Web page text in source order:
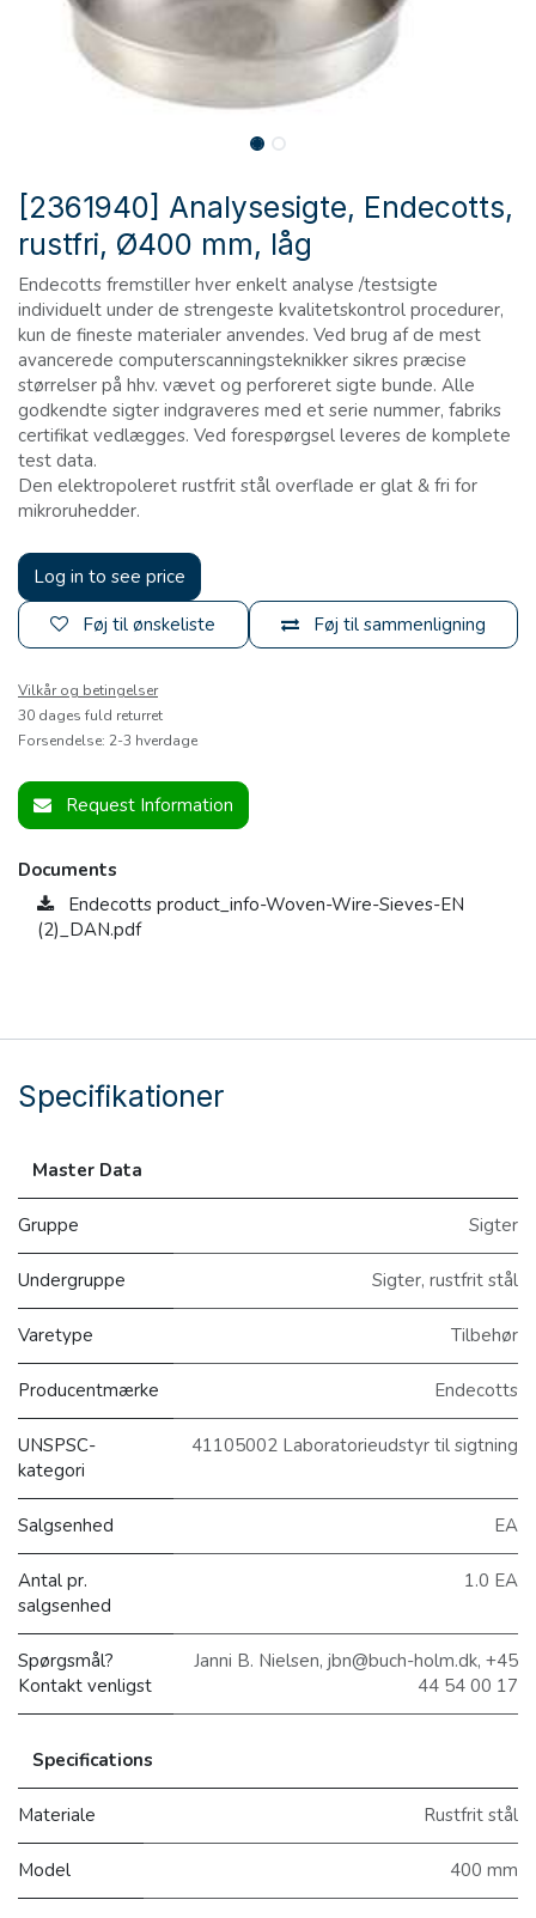
[2361940] Analysesigte, Endecotts,
rustfri, Ø400 mm, låg
Endecotts fremstiller hver enkelt analyse /testsigte
individuelt under de strengeste kvalitetskontrol procedurer,
kun de fineste materialer anvendes. Ved brug af de mest
avancerede computerscanningsteknikker sikres præcise
størrelser på hhv. vævet og perforeret sigte bunde. Alle
godkendte sigter indgraveres med et serie nummer, fabriks
certifikat vedlægges. Ved forespørgsel leveres de komplete
test data.
Den elektropoleret rustfrit stål overflade er glat & fri for
mikroruhedder.
Log in to see price
Føj til sammenligning
Føj til ønskeliste
Vilkår og betingelser
30 dages fuld returret
Forsendelse: 2-3 hverdage
Request Information
Documents
Endecotts product_info-Woven-Wire-Sieves-EN
(2)_DAN.pdf
Specifikationer
Master Data
Gruppe Sigter
Undergruppe Sigter, rustfrit stål
Varetype Tilbehør
Producentmærke Endecotts
UNSPSC-
kategori
41105002 Laboratorieudstyr til sigtning
Salgsenhed EA
Antal pr.
salgsenhed
1.0 EA
Spørgsmål?
Kontakt venligst
Janni B. Nielsen, jbn@buch-holm.dk, +45
44 54 00 17
Specifications
Materiale Rustfrit stål
Model 400 mm